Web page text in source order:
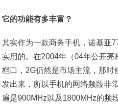
它的功能有多丰富？
其实作为一款商务手机，诺基亚
实用的。在2004年（04年公开亮
档口，2G仍然是市场主流，那时
发出来，所以手机的网络频段非
遍是900MHz以及1800MHz的频